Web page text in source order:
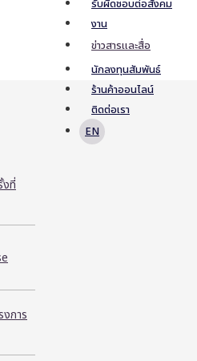
รับผิดชอบต่อสังคม
งาน
ข่าวสารและสื่อ
นักลงทุนสัมพันธ์
ร้านค้าออนไลน์
ติดต่อเรา
EN
งที่
การ